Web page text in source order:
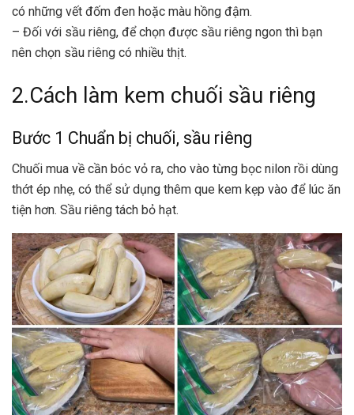
có những vết đốm đen hoặc màu hồng đậm.
– Đối với sầu riêng, để chọn được sầu riêng ngon thì bạn
nên chọn sầu riêng có nhiều thịt.
2.Cách làm kem chuối sầu riêng
Bước 1 Chuẩn bị chuối, sầu riêng
Chuối mua về cần bóc vỏ ra, cho vào từng bọc nilon rồi dùng
thớt ép nhẹ, có thể sử dụng thêm que kem kẹp vào để lúc ăn
tiện hơn. Sầu riêng tách bỏ hạt.